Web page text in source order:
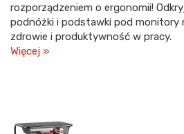
rozporządzeniem o ergonomii!
podnóżki i podstawki pod monitory
zdrowie i produktywność w pracy.
Więcej »